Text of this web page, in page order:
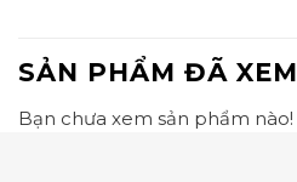
SẢN PHẨM ĐÃ XEM
Bạn chưa xem sản phẩm nào!